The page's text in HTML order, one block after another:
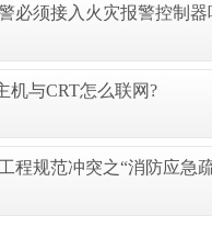
必须接入火灾报警控制器
机与CRT怎么联网?
程规范冲突之“消防应急